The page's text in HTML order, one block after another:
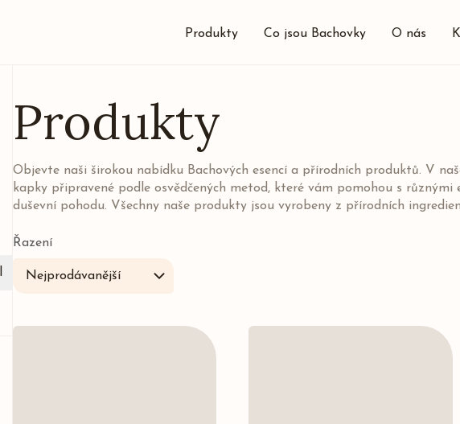
Produkty Co jsou Bachovky O nás
Produkty
Objevte naši širokou nabídku Bachových esencí a přírodních produktů. V
kapky připravené podle osvědčených metod, které vám pomohou s
duševní pohodu. Všechny naše produkty jsou vyrobeny z přírodních
Řazení
Nejprodávanější